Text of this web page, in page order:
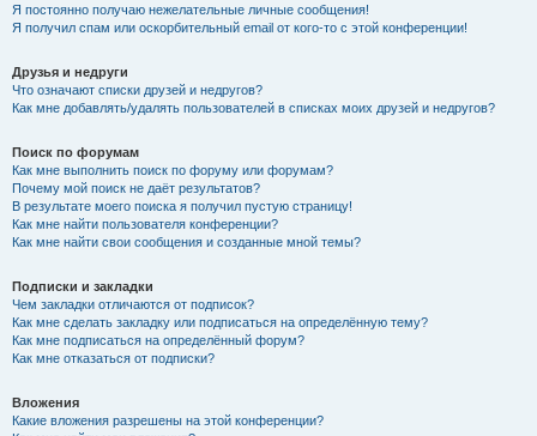
Я постоянно получаю нежелательные личные сообщения!
Я получил спам или оскорбительный email от кого-то с этой конференции!
Друзья и недруги
Что означают списки друзей и недругов?
Как мне добавлять/удалять пользователей в списках моих друзей и недругов?
Поиск по форумам
Как мне выполнить поиск по форуму или форумам?
Почему мой поиск не даёт результатов?
В результате моего поиска я получил пустую страницу!
Как мне найти пользователя конференции?
Как мне найти свои сообщения и созданные мной темы?
Подписки и закладки
Чем закладки отличаются от подписок?
Как мне сделать закладку или подписаться на определённую тему?
Как мне подписаться на определённый форум?
Как мне отказаться от подписки?
Вложения
Какие вложения разрешены на этой конференции?